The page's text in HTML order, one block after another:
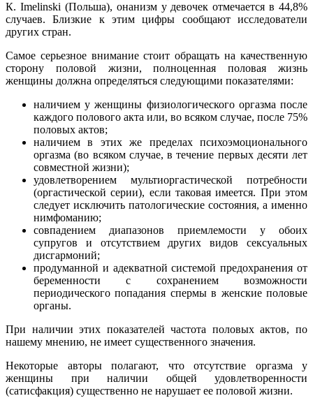
К. Imelinski (Польша), онанизм у девочек отмечается в 44,8%
случаев. Близкие к этим цифры сообщают исследователи
других стран.
Самое серьезное внимание стоит обращать на качественную
сторону половой жизни, полноценная половая жизнь
женщины должна определяться следующими показателями:
наличием у женщины физиологического оргазма после
каждого полового акта или, во всяком случае, после 75%
половых актов;
наличием в этих же пределах психоэмоционального
оргазма (во всяком случае, в течение первых десяти лет
совместной жизни);
удовлетворением мультиоргастической потребности
(оргастической серии), если таковая имеется. При этом
следует исключить патологические состояния, а именно
нимфоманию;
совпадением диапазонов приемлемости у обоих
супругов и отсутствием других видов сексуальных
дисгармоний;
продуманной и адекватной системой предохранения от
беременности с сохранением возможности
периодического попадания спермы в женские половые
органы.
При наличии этих показателей частота половых актов, по
нашему мнению, не имеет существенного значения.
Некоторые авторы полагают, что отсутствие оргазма у
женщины при наличии общей удовлетворенности
(сатисфакция) существенно не нарушает ее половой жизни.